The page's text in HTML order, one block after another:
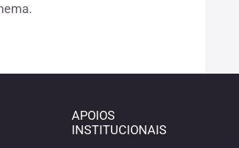
APOIOS
INSTITUCIONAIS